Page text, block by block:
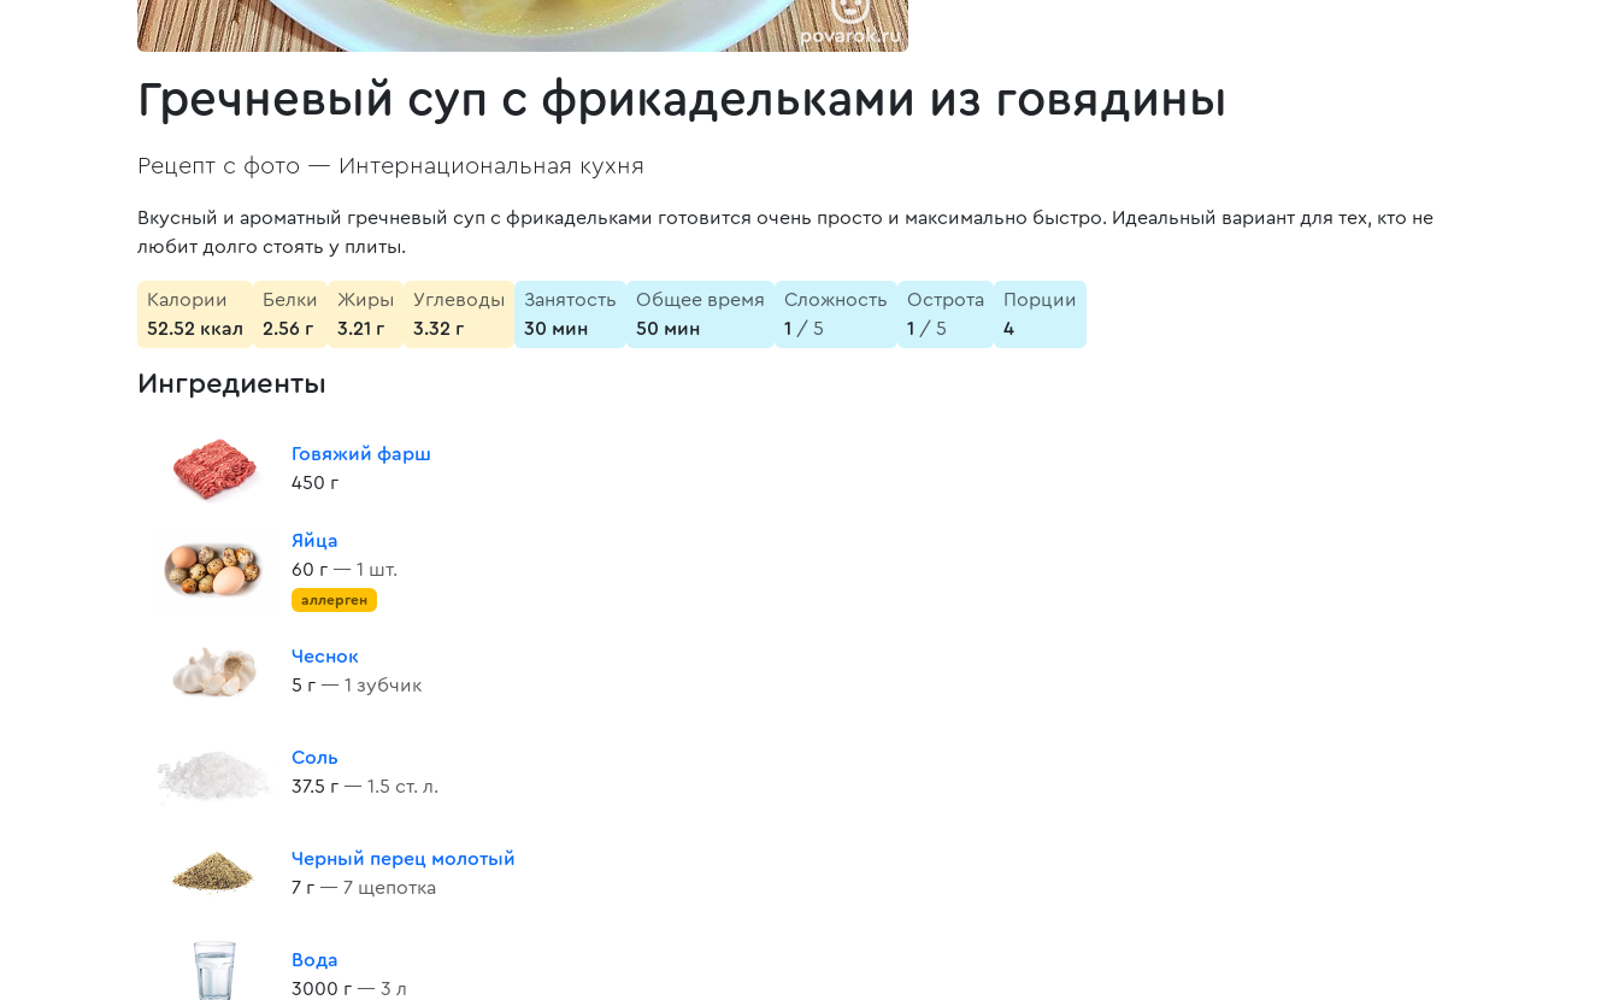
Гречневый суп с фрикадельками из говядины
Рецепт с фото — Интернациональная кухня
Вкусный и ароматный гречневый суп с фрикадельками готовится очень просто и максимально быстро. Идеальный вариант для тех, кто не
любит долго стоять у плиты.
Калории
52.52 ккал
Белки
2.56 г
Жиры
3.21 г
Углеводы
3.32 г
Занятость
30 мин
Общее время
50 мин
Сложность
1 / 5
Острота
1 / 5
Порции
4
Ингредиенты
Говяжий фарш
450 г
Яйца
60 г — 1 шт.
аллерген
Чеснок
5 г — 1 зубчик
Соль
37.5 г — 1.5 ст. л.
Черный перец молотый
7 г — 7 щепотка
Вода
3000 г — 3 л